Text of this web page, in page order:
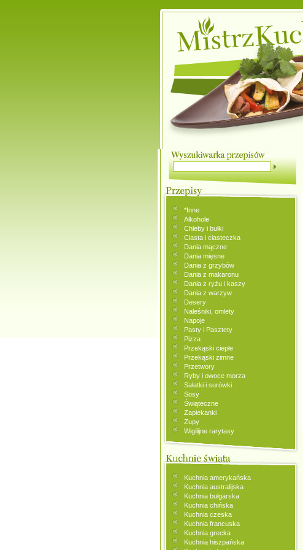
*Inne
Alkohole
Chleby i bułki
Ciasta i ciasteczka
Dania mączne
Dania mięsne
Dania z grzybów
Dania z makaronu
Dania z ryżu i kaszy
Dania z warzyw
Desery
Naleśniki, omlety
Napoje
Pasty i Pasztety
Pizza
Przekąski ciepłe
Przekąski zimne
Przetwory
Ryby i owoce morza
Sałatki i surówki
Sosy
Świąteczne
Zapiekanki
Zupy
Wigilijne rarytasy
Kuchnia amerykańska
Kuchnia australijska
Kuchnia bułgarska
Kuchnia chińska
Kuchnia czeska
Kuchnia francuska
Kuchnia grecka
Kuchnia hiszpańska